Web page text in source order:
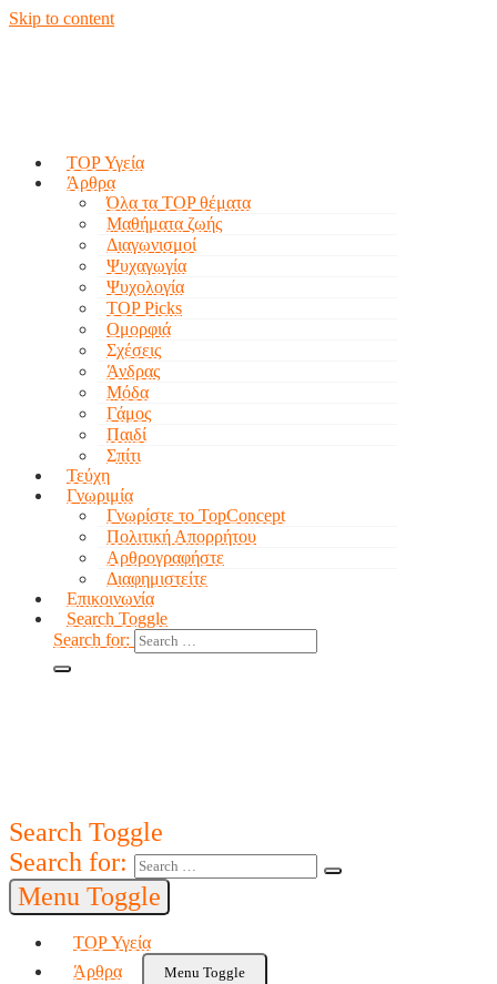
Skip to content
TOP Υγεία
Άρθρα
Όλα τα TOP θέματα
Μαθήματα ζωής
Διαγωνισμοί
Ψυχαγωγία
Ψυχολογία
TOP Picks
Ομορφιά
Σχέσεις
Άνδρας
Μόδα
Γάμος
Παιδί
Σπίτι
Τεύχη
Γνωριμία
Γνωρίστε το TopConcept
Πολιτική Απορρήτου
Αρθρογραφήστε
Διαφημιστείτε
Επικοινωνία
Search Toggle
Search for:
Search Toggle
Search for:
Menu Toggle
TOP Υγεία
Άρθρα
Menu Toggle